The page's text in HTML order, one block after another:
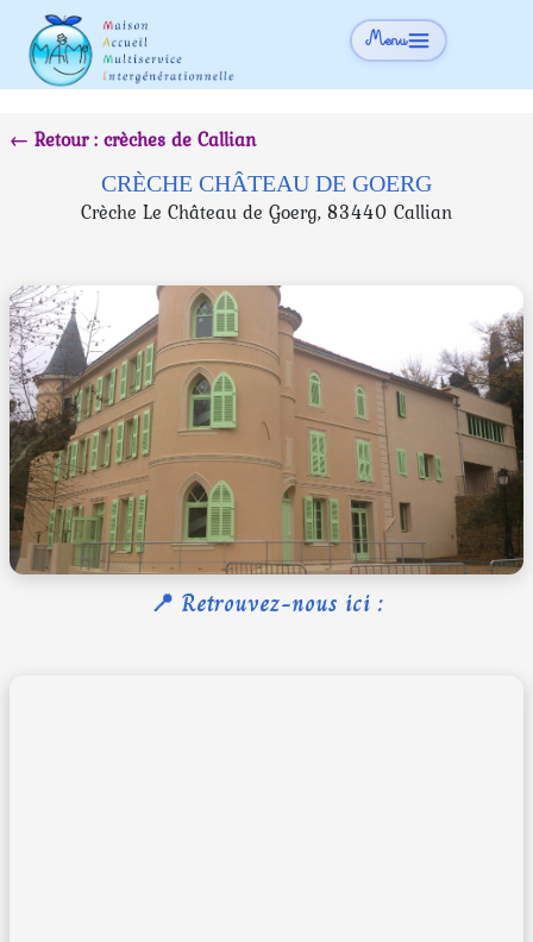
Menu
← Retour : crèches de Callian
CRÈCHE CHÂTEAU DE GOERG
Crèche Le Château de Goerg, 83440 Callian
📍 Retrouvez-nous ici :